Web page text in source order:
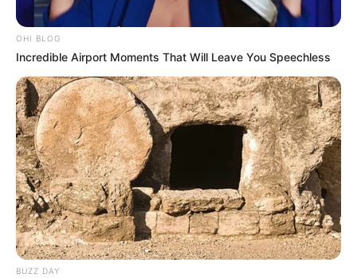
Anti Mainstream, 10 Cara
Membawa Barang Belanjaan
Versi Warga Thailand
OHI BLOG
Incredible Airport Moments That Will Leave You Speechless
BUZZ DAY